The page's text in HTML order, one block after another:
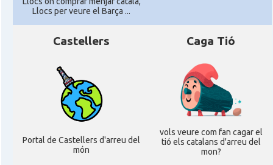
Llocs per veure el Barça ...
Castellers
Portal de Castellers d'arreu del
món
Caga Tió
vols veure com fan cagar el
tió els catalans d'arreu del
mon?